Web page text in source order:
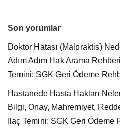
Son yorumlar
Doktor Hatası (Malpraktis)
Adım Adım Hak Arama Rehberi
Temini: SGK Geri Ödeme
Hastanede Hasta Hakları
Bilgi, Onay, Mahremiyet,
İlaç Temini: SGK Geri Ödeme